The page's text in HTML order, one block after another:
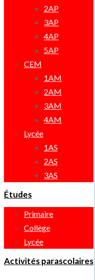
2AP
3AP
4AP
5AP
CEM
1AM
2AM
3AM
4AM
Lycée
1AS
2AS
3AS
Études
Primaire
Collège
Lycée
Activités parascolaires